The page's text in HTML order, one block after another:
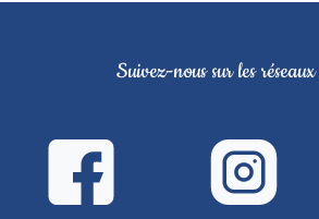
Suivez-nous sur les